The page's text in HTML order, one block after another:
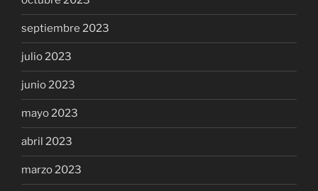
septiembre 2023
julio 2023
junio 2023
mayo 2023
abril 2023
marzo 2023